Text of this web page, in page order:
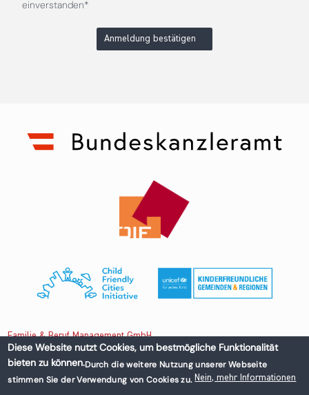
einverstanden*
Anmeldung bestätigen
Familie & Beruf Management GmbH
Untere Donaustraße 13-15/3 1020 Wien, Austria
+43 1 218 50 70
Diese Website nutzt Cookies, um bestmögliche Funktionalität
bieten zu können.Durch die weitere Nutzung unserer Webseite
stimmen Sie der Verwendung von Cookies zu. Nein, mehr Informationen